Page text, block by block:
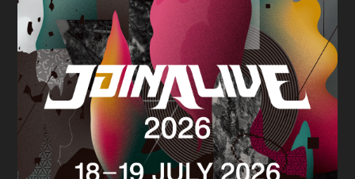
会員登録 ログイン